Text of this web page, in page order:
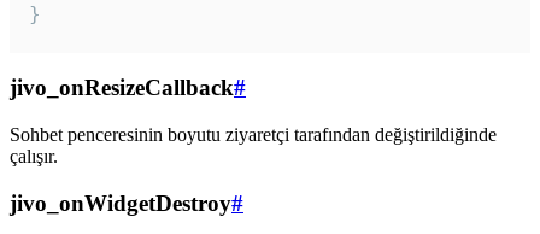
}
jivo_onResizeCallback#
Sohbet penceresinin boyutu ziyaretçi tarafından değiştirildiğinde
çalışır.
jivo_onWidgetDestroy#